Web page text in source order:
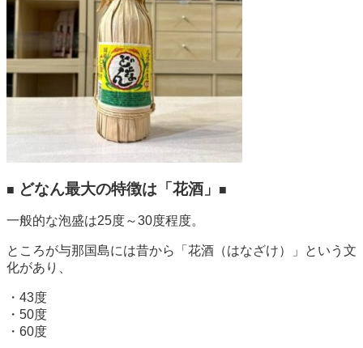
■ どなん最大の特徴は「花酒」 ■
一般的な泡盛は25度～30度程度。
ところが与那国島には昔から「花酒（はなざけ）」という文
化があり、
・43度
・50度
・60度